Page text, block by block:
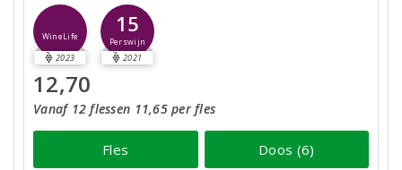
WineLife
2023
15
Perswijn
2021
12,70
Vanaf 12 flessen 11,65 per fles
Fles Doos (6)